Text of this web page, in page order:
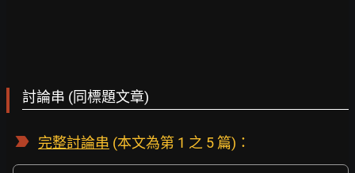
討論串 (同標題文章)
完整討論串 (本文為第 1 之 5 篇)：